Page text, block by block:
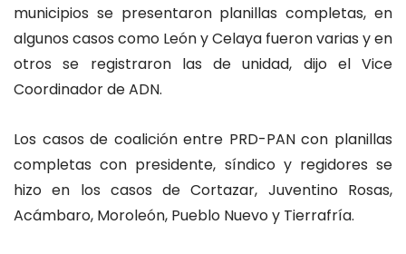
municipios se presentaron planillas completas, en
algunos casos como León y Celaya fueron varias y en
otros se registraron las de unidad, dijo el Vice
Coordinador de ADN.
Los casos de coalición entre PRD-PAN con planillas
completas con presidente, síndico y regidores se
hizo en los casos de Cortazar, Juventino Rosas,
Acámbaro, Moroleón, Pueblo Nuevo y Tierrafría.